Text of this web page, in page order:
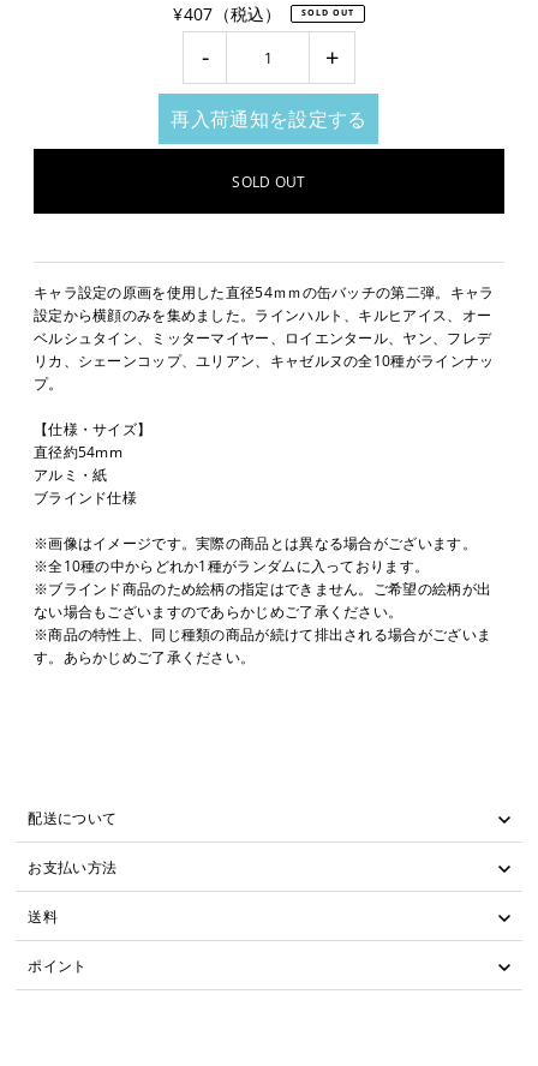
¥407（税込） SOLD OUT
- +
再入荷通知を設定する
キャラ設定の原画を使用した直径54ｍｍの缶バッチの第二弾。キャラ
設定から横顔のみを集めました。ラインハルト、キルヒアイス、オー
ベルシュタイン、ミッターマイヤー、ロイエンタール、ヤン、フレデ
リカ、シェーンコップ、ユリアン、キャゼルヌの全10種がラインナッ
プ。
【仕様・サイズ】
直径約54mm
アルミ・紙
ブラインド仕様
※画像はイメージです。実際の商品とは異なる場合がございます。
※全10種の中からどれか1種がランダムに入っております。
※ブラインド商品のため絵柄の指定はできません。ご希望の絵柄が出
ない場合もございますのであらかじめご了承ください。
※商品の特性上、同じ種類の商品が続けて排出される場合がございま
す。あらかじめご了承ください。
配送について
お支払い方法
送料
ポイント